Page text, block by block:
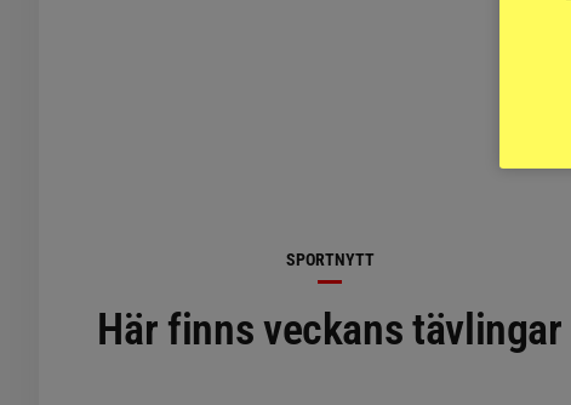
SPORTNYTT
Här finns veckans tävlingar